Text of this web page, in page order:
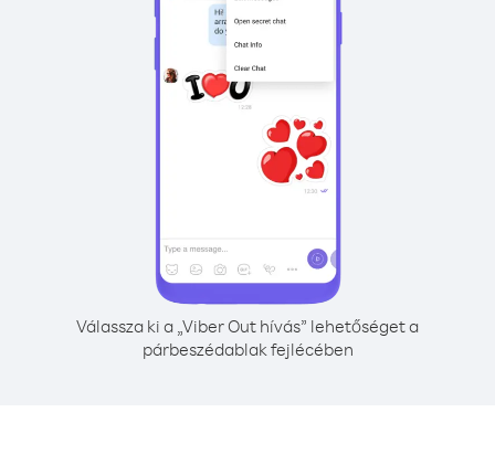
Válassza ki a „Viber Out hívás” lehetőséget a
párbeszédablak fejlécében